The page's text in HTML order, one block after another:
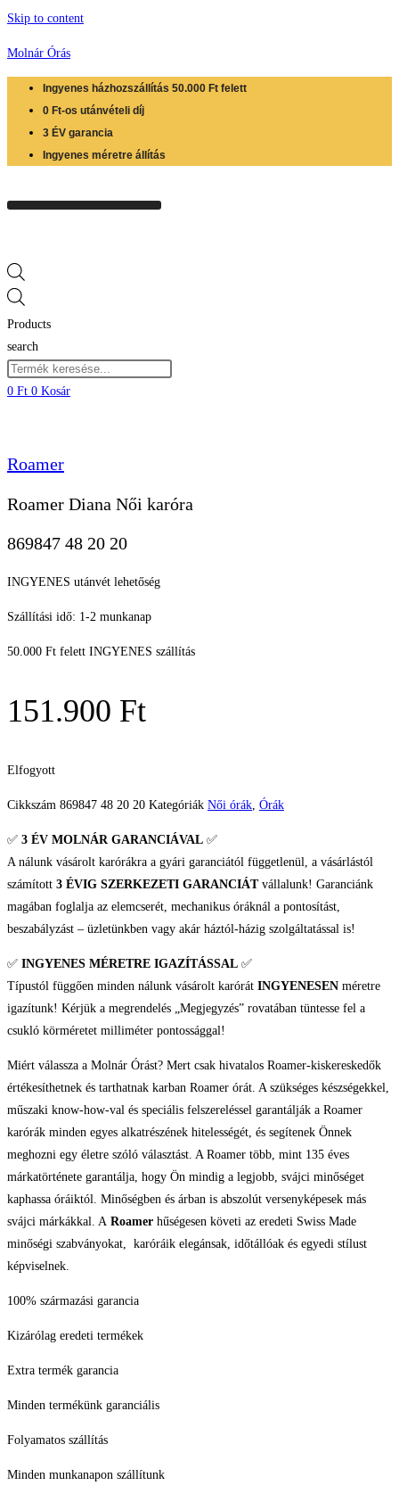
Skip to content
Molnár Órás
Ingyenes házhozszállítás 50.000 Ft felett
0 Ft-os utánvételi díj
3 ÉV garancia
Ingyenes méretre állítás
Products
search
0 Ft 0 Kosár
Roamer
Roamer Diana Női karóra
869847 48 20 20
INGYENES utánvét lehetőség
Szállítási idő: 1-2 munkanap
50.000 Ft felett INGYENES szállítás
151.900 Ft
Elfogyott
Cikkszám 869847 48 20 20 Kategóriák Női órák, Órák
✅ 3 ÉV MOLNÁR GARANCIÁVAL ✅
A nálunk vásárolt karórákra a gyári garanciától függetlenül, a vásárlástól
számított 3 ÉVIG SZERKEZETI GARANCIÁTvállalunk! Garanciánk
magában foglalja az elemcserét, mechanikus óráknál a pontosítást,
beszabályzást – üzletünkben vagy akár háztól-házig szolgáltatással is!
✅ INGYENES MÉRETRE IGAZÍTÁSSAL ✅
Típustól függően minden nálunk vásárolt karórát INGYENESEN méretre
igazítunk! Kérjük a megrendelés „Megjegyzés” rovatában tüntesse fel a
csukló körméretet milliméter pontossággal!
Miért válassza a Molnár Órást? Mert csak hivatalos Roamer-kiskereskedők
értékesíthetnek és tarthatnak karban Roamer órát. A szükséges készségekkel,
műszaki know-how-val és speciális felszereléssel garantálják a Roamer
karórák minden egyes alkatrészének hitelességét, és segítenek Önnek
meghozni egy életre szóló választást. A Roamer több, mint 135 éves
márkatörténete garantálja, hogy Ön mindig a legjobb, svájci minőséget
kaphassa óráiktól. Minőségben és árban is abszolút versenyképesek más
svájci márkákkal. A Roamer hűségesen követi az eredeti Swiss Made
minőségi szabványokat, karóráik elegánsak, időtállóak és egyedi stílust
képviselnek.
100% származási garancia
Kizárólag eredeti termékek
Extra termék garancia
Minden termékünk garanciális
Folyamatos szállítás
Minden munkanapon szállítunk